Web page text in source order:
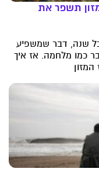
תשפר את
שנה, דבר שמשפיע
כמו מלחמה. אז איך
המזון